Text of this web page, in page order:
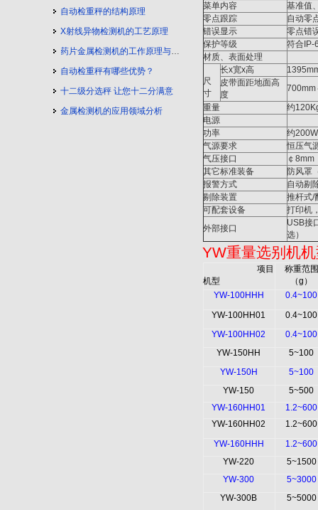
自动检重秤的结构原理
X射线异物检测机的工艺原理
药片金属检测机的工作原理与工艺流程
自动检重秤有哪些优势？
十二级分选秤 让您十二分满意
金属检测机的应用领域分析
菜单内容
基准值
零点跟踪
自动零
错误显示
零点错
保护等级
符合IP-
材质、表面处理
尺
寸
长x宽x高
皮带面距地面高
度
重量
约
电源
功率
约200W
气源要求
恒压气
气压接口
￠8mm
其它标准装备
防风罩
报警方式
自动剔
剔除装置
推杆式/
可配套设备
打印机
外部接口
USB接
选）
YW重量选别机
项目
机型
称重范围
（g ）
YW-100HHH
0.4~100
YW-100HH01
0.4~100
YW-100HH02
0.4~100
YW-150HH
5~100
YW-150H
5~100
YW-150
5~500
YW-160HH01
1.2~600
YW-160HH02
1.2~600
YW-160HHH
1.2~600
YW-220
5~1500
YW-300
5~3000
YW-300B
5~5000